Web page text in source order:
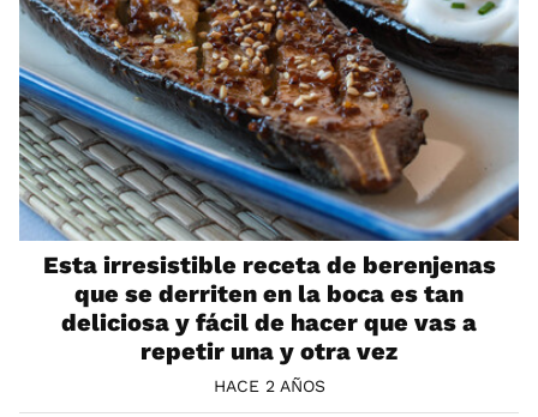
Esta irresistible receta de berenjenas
que se derriten en la boca es tan
deliciosa y fácil de hacer que vas a
repetir una y otra vez
HACE 2 AÑOS